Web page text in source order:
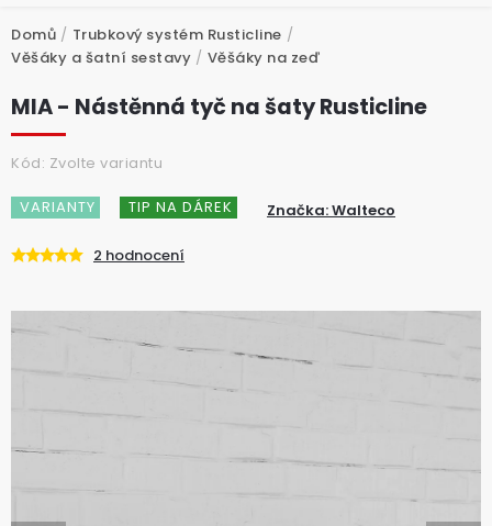
Domů / Trubkový systém Rusticline /
Věšáky a šatní sestavy / Věšáky na zeď
MIA - Nástěnná tyč na šaty Rusticline
Kód: Zvolte variantu
VARIANTY TIP NA DÁREK
2 hodnocení
Značka:Walteco